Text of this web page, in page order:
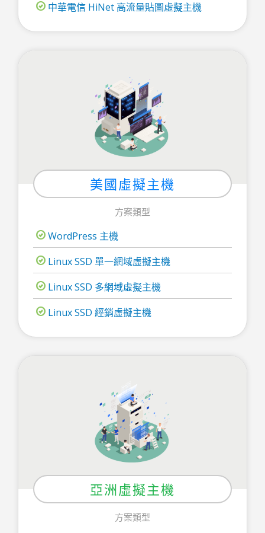
中華電信 HiNet 高流量貼圖虛擬主機
美國虛擬主機
方案類型
WordPress 主機
Linux SSD 單一網域虛擬主機
Linux SSD 多網域虛擬主機
Linux SSD 經銷虛擬主機
亞洲虛擬主機
方案類型